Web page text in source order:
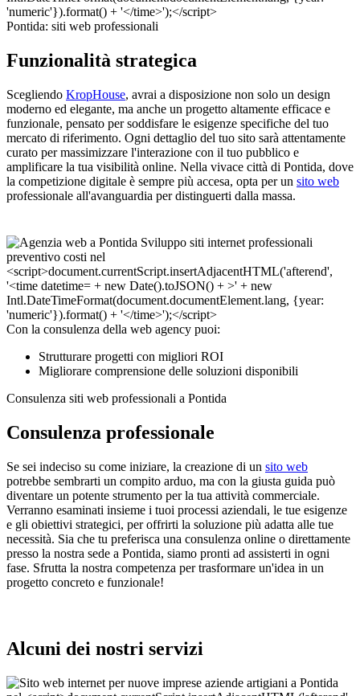
Pontida: siti web professionali
Funzionalità strategica
Scegliendo KropHouse, avrai a disposizione non solo un design
moderno ed elegante, ma anche un progetto altamente efficace e
funzionale, pensato per soddisfare le esigenze specifiche del tuo
mercato di riferimento. Ogni dettaglio del tuo sito sarà attentamente
curato per massimizzare l'interazione con il tuo pubblico e
amplificare la tua visibilità online. Nella vivace città di Pontida, dove
la competizione digitale è sempre più accesa, opta per un sito web
professionale all'avanguardia per distinguerti dalla massa.
Con la consulenza della web agency puoi:
Strutturare progetti con migliori ROI
Migliorare comprensione delle soluzioni disponibili
Consulenza siti web professionali a Pontida
Consulenza professionale
Se sei indeciso su come iniziare, la creazione di un sito web
potrebbe sembrarti un compito arduo, ma con la giusta guida può
diventare un potente strumento per la tua attività commerciale.
Verranno esaminati insieme i tuoi processi aziendali, le tue esigenze
e gli obiettivi strategici, per offrirti la soluzione più adatta alle tue
necessità. Sia che tu preferisca una consulenza online o direttamente
presso la nostra sede a Pontida, siamo pronti ad assisterti in ogni
fase. Sfrutta la nostra competenza per trasformare un'idea in un
progetto concreto e funzionale!
Alcuni dei nostri servizi